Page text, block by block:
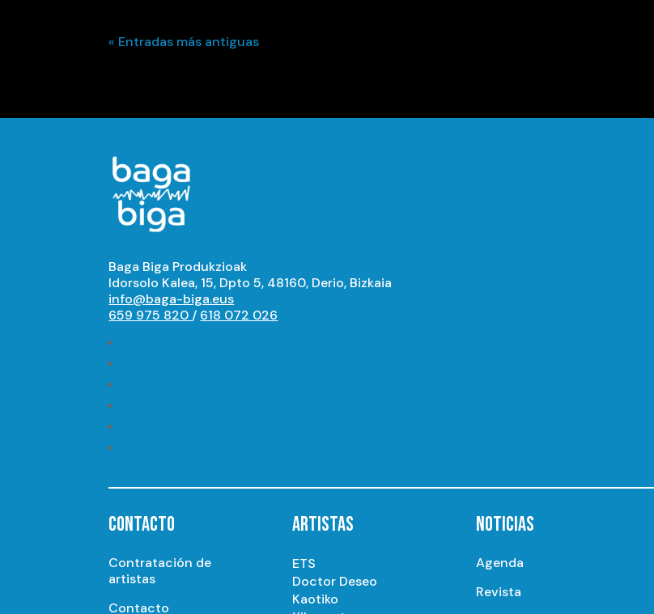
« Entradas más antiguas
Baga Biga Produkzioak
Idorsolo Kalea, 15, Dpto 5, 48160, Derio, Bizkaia
info@baga-biga.eus
659 975 820/ 618 072 026
CONTACTO
Contratación de
artistas
Contacto
ARTISTAS
ETS
Doctor Deseo
Kaotiko
NOTICIAS
Agenda
Revista